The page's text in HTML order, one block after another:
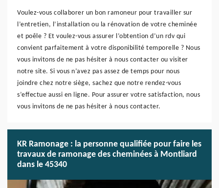
Voulez-vous collaborer un bon ramoneur pour travailler sur
l’entretien, l’installation ou la rénovation de votre cheminée
et poêle ? Et voulez-vous assurer l’obtention d’un rdv qui
convient parfaitement à votre disponibilité temporelle ? Nous
vous invitons de ne pas hésiter à nous contacter ou visiter
notre site. Si vous n’avez pas assez de temps pour nous
joindre chez notre siège, sachez que notre rendez-vous
s’effectue aussi en ligne. Pour assurer votre satisfaction, nous
vous invitons de ne pas hésiter à nous contacter.
KR Ramonage : la personne qualifiée pour faire les
travaux de ramonage des cheminées à Montliard
dans le 45340